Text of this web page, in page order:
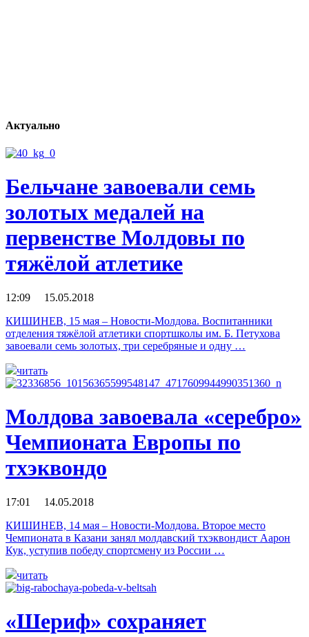
Актуально
Бельчане завоевали семь
золотых медалей на
первенстве Молдовы по
тяжёлой атлетике
12:09 15.05.2018
КИШИНЕВ, 15 мая – Новости-Молдова. Воспитанники
отделения тяжёлой атлетики спортшколы им. Б. Петухова
завоевали семь золотых, три серебряные и одну …
читать
Молдова завоевала «серебро»
Чемпионата Европы по
тхэквондо
17:01 14.05.2018
КИШИНЕВ, 14 мая – Новости-Молдова. Второе место
Чемпионата в Казани занял молдавский тхэквондист Аарон
Кук, уступив победу спортсмену из России …
читать
«Шериф» сохраняет